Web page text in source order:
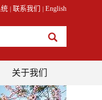
联系我们 English
关于我们